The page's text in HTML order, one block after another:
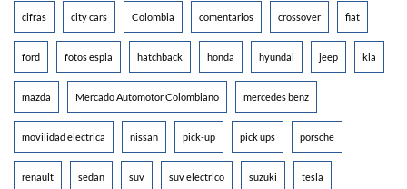
cifras city cars Colombia comentarios crossover fiat
ford fotos espia hatchback honda hyundai jeep kia
mazda Mercado Automotor Colombiano mercedes benz
movilidad electrica nissan pick-up pick ups porsche
renault sedan suv suv electrico suzuki tesla